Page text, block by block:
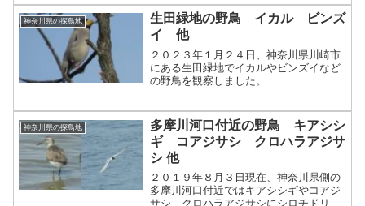
保護色でかなりわかりづらいですが写真
の真ん中にいます。じっと...
神奈川県の探鳥地
生田緑地の野鳥 イカル ビンズ
イ 他
２０２３年１月２４日、神奈川県川崎市
にある生田緑地でイカルやビンズイなど
の野鳥を観察しました。
神奈川県の探鳥地
多摩川河口付近の野鳥 キアシシ
ギ コアジサシ クロハラアジサ
シ 他
２０１９年８月３日現在、神奈川県側の
多摩川河口付近ではキアシシギやコアジ
サシ、クロハラアジサシにシロチドリな